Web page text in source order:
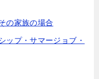
の家族の場合
プ・サマージョブ・